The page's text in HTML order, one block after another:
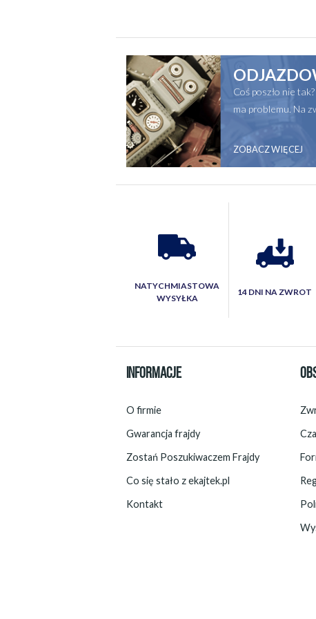
Coś poszło nie
ma problemu. Na
ZOBACZ WIĘCEJ
NATYCHMIASTOWA
WYSYŁKA
14 DNI NA ZWROT
INFORMACJE
O firmie
Gwarancja frajdy
Zostań Poszukiwaczem Frajdy
Co się stało z ekajtek.pl
Kontakt